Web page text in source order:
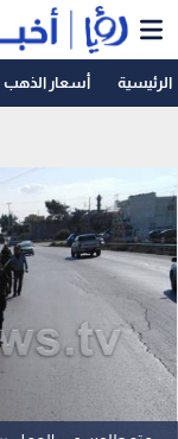
الرئيسية أسعار الذهب